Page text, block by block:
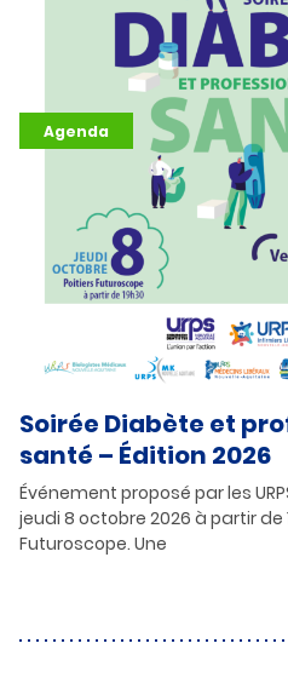
Soirée Diabète et
santé – Édition 2026
Événement proposé par les
jeudi 8 octobre 2026 à partir de
Futuroscope. Une
Agenda